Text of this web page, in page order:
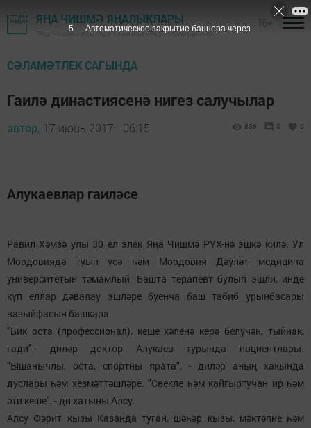
ЯҢА ЧИШМӘ ЯҢАЛЫКЛАРЫ
"Яңа Чишмә хәбәрләре" газетасы - Яңа Чишмә районы
СӘЛАМӘТЛЕК САГЫНДА
Гаилә династиясенә нигез салучылар
автор, 17 июнь 2017 - 06:15 836 0 0
Алукаевлар гаиләсе
Равил Хәмзә улы 30 ел элек Яңа Чишмә РҮХ-нә эшкә килә. Ул
Мордовиядә туып үсә һәм Мордовия Дәүләт медицина
университетын тәмамлый. Башта терапевт булып эшли, инде
күп еллар дәвалау эшләре буенча баш табиб урынбасары
вазыйфасын башкара.
"Бик оста (профессионал), кеше хәленә керә белүчән, тыйнак,
гади",- диләр доктор Алукаев турында пациентлары.
"Ышанычлы, оста, спортны ярата", - диләр аның хакында
дуслары һәм хезмәттәшләре. "Сөекле һәм кайгыртучан ир һәм
әти кеше", - ди хатыны Алсу.
Алсу Фәрит кызы Казанда туган, шәһәр кызы, мәктәпне һәм
4 Автоматическое закрытие баннера через